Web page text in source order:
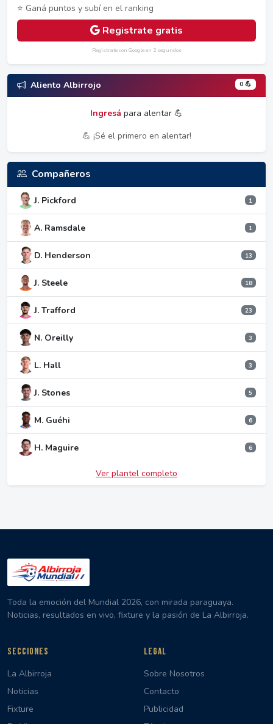
⭐ Ganá puntos y subí en el ranking
Registrate gratis
Registrate con Google en 2 segundos
Aliento Albirrojo 0 💪
Ingresá para alentar 💪
💪 ¡Sé el primero en alentar!
Compañeros
J. Pickford 1
A. Ramsdale 1
D. Henderson 13
J. Steele 18
J. Trafford 23
N. Oreilly 3
L. Hall 3
J. Stones 5
M. Guéhi 6
H. Maguire 6
Ver plantel completo
Toda la emoción del Mundial 2026, con mirada paraguaya.
Noticias, resultados en vivo, fixture y la pasión de La Albirroja.
SECCIONES
La Albirroja
Noticias
Fixture
LEGAL
Sobre Nosotros
Contacto
Publicidad